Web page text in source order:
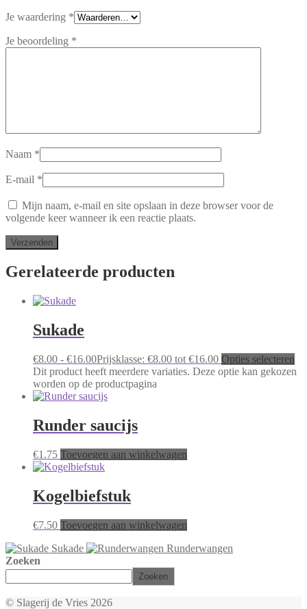
Je waardering *
Je beoordeling *
Naam *
E-mail *
Mijn naam, e-mail en site opslaan in deze browser voor de
volgende keer wanneer ik een reactie plaats.
Gerelateerde producten
Sukade
€8.00 - €16.00Prijsklasse: €8.00 tot €16.00 Opties selecteren
Dit product heeft meerdere variaties. Deze optie kan gekozen
worden op de productpagina
Runder saucijs
€1.75 Toevoegen aan winkelwagen
Kogelbiefstuk
€7.50 Toevoegen aan winkelwagen
Sukade
Runderwangen
Zoeken
Zoeken
© Slagerij de Vries 2026